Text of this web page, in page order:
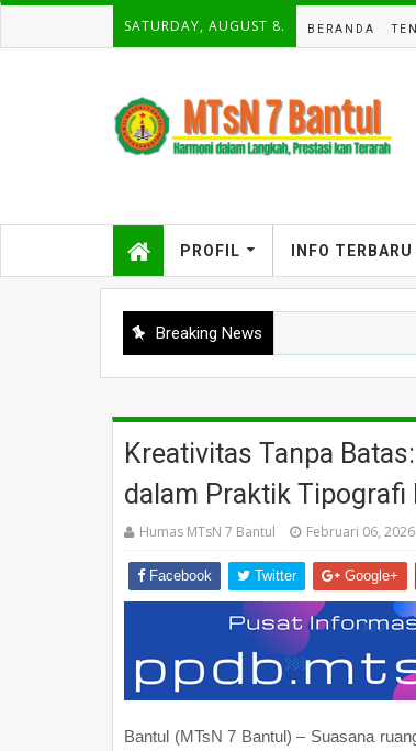
SATURDAY, AUGUST 8. BERANDA
PROFIL INFO TERBARU
Breaking News
Kreativitas Tanpa
dalam Praktik Tipografi
Humas MTsN 7 Bantul Februari 06, 2026
Facebook Twitter Google+
Bantul (MTsN 7 Bantul) – Suasana